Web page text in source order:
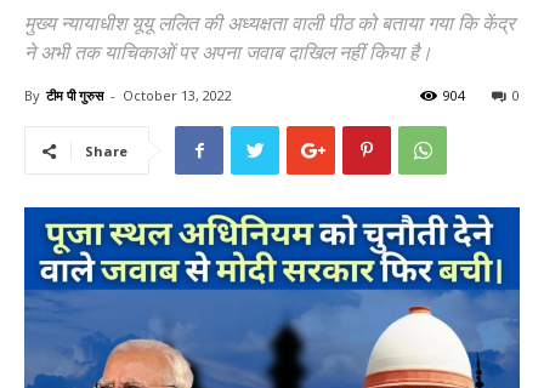
मुख्य न्यायाधीश यूयू ललित की अध्यक्षता वाली पीठ को बताया गया कि केंद्र
ने अभी तक याचिकाओं पर अपना जवाब दाखिल नहीं किया है।
By टीम पी गुरुस - October 13, 2022 0
904
Share